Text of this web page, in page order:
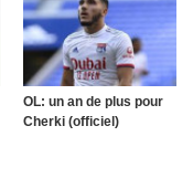
OL: un an de plus pour
Cherki (officiel)